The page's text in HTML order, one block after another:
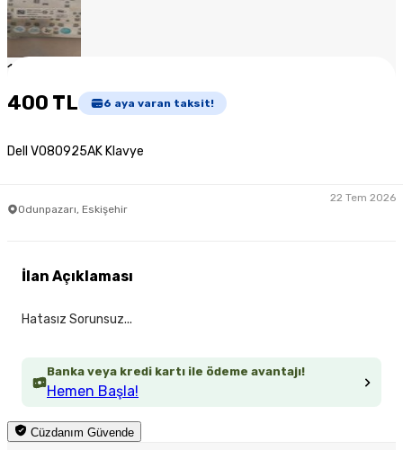
1
400 TL 6 aya varan taksit!
Dell V080925AK Klavye
Odunpazarı, Eskişehir
22 Tem 2026
Banka veya kredi kartı ile ödeme avantajı!
Hemen Başla!
Cüzdanım Güvende
İlan Açıklaması
Hatasız Sorunsuz...